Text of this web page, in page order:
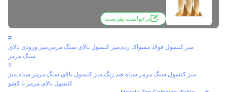
درخواست بفرست
#
میز کنسول فولاد مسواک زده,میز کنسول بالای سنگ مرمر,میز ورودی بالای
سنگ مرمر
#
میز کنسول سنگ مرمر سیاه ضد زنگ,میز کنسول بالای سنگ مرمر سیاه,میز
کنسول بالای مرمر با کشو